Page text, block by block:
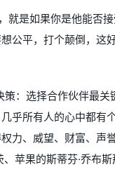
就是如果你是他能否
公平，打个颠倒，这
：选择合作伙伴最关
几乎所有人的心中都
力、威望、财富、声
苹果的斯蒂芬·乔布斯